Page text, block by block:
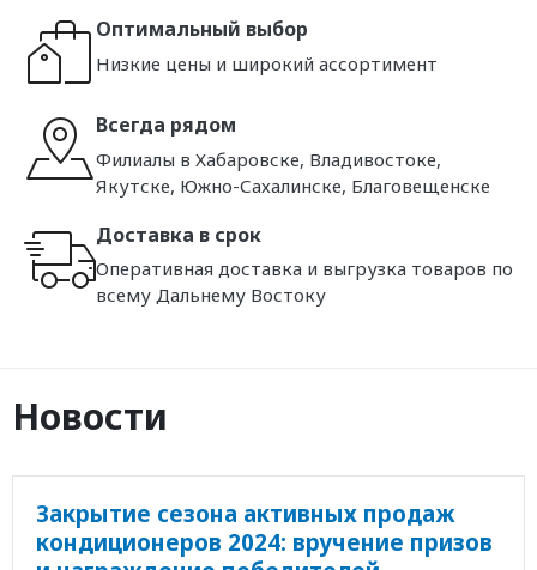
Оптимальный выбор
Низкие цены и широкий ассортимент
Всегда рядом
Филиалы в Хабаровске, Владивостоке,
Якутске, Южно-Сахалинске, Благовещенске
Доставка в срок
Оперативная доставка и выгрузка товаров по
всему Дальнему Востоку
Новости
Закрытие сезона активных продаж
кондиционеров 2024: вручение призов